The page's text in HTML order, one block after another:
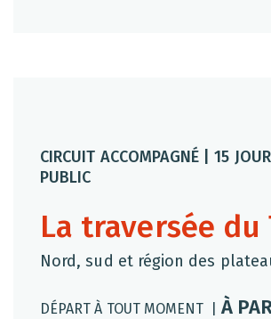
CIRCUIT ACCOMPAGNÉ | 15
PUBLIC
La traversée du
Nord, sud et région des
DÉPART À TOUT MOMENT | À